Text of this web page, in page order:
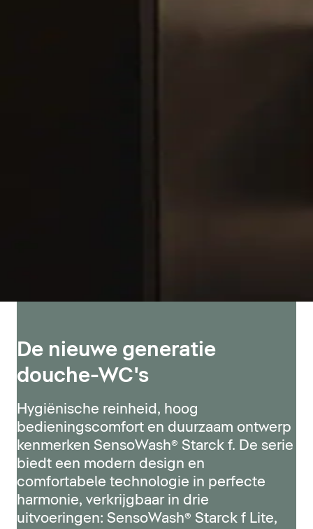
De nieuwe generatie
douche-WC's
Hygiënische reinheid, hoog
bedieningscomfort en duurzaam ontwerp
kenmerken SensoWash® Starck f. De serie
biedt een modern design en
comfortabele technologie in perfecte
harmonie, verkrijgbaar in drie
uitvoeringen: SensoWash® Starck f Lite,